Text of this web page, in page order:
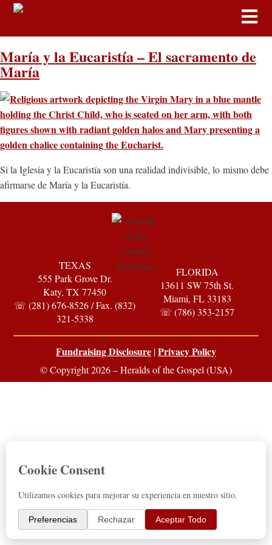
María y la Eucaristía – El sacramento de
María
Si la Iglesia y la Eucaristía son una realidad indivisible, lo mismo debe
afirmarse de María y la Eucaristía.
TEXAS
555 Park Grove Dr.
Katy, TX 77450
☏ (281) 676-8526 / Fax. (832)
321-5338
FLORIDA
13611 SW 75th St.
Miami, FL 33183
☏ (786) 353-2157
Fundraising Disclosure |Privacy Policy
© Copyright 2026 – Heralds of the Gospel (USA)